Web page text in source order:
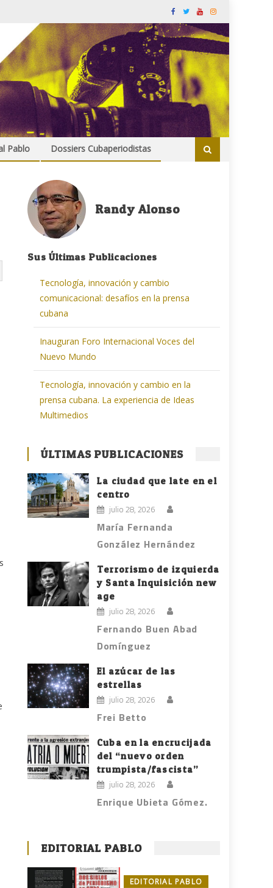
Pablo Dossiers Cubaperiodistas
Randy Alonso
Sus Últimas Publicaciones
Tecnología, innovación y cambio
comunicacional: desafíos en la prensa
cubana
Inauguran Foro Internacional Voces del
Nuevo Mundo
Tecnología, innovación y cambio en la
prensa cubana. La experiencia de Ideas
Multimedios
ÚLTIMAS PUBLICACIONES
La ciudad que late en el
centro
julio 28, 2026
María Fernanda
González Hernández
Terrorismo de izquierda
y Santa Inquisición new
age
julio 28, 2026
Fernando Buen Abad
Domínguez
El azúcar de las
estrellas
julio 28, 2026
Frei Betto
Cuba en la encrucijada
del “nuevo orden
trumpista/fascista”
julio 28, 2026
Enrique Ubieta Gómez.
EDITORIAL PABLO
EDITORIAL PABLO